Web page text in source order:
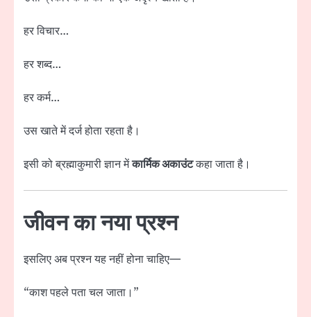
हर विचार…
हर शब्द…
हर कर्म…
उस खाते में दर्ज होता रहता है।
इसी को ब्रह्माकुमारी ज्ञान मेंकार्मिक अकाउंटकहा जाता है।
जीवन का नया प्रश्न
इसलिए अब प्रश्न यह नहीं होना चाहिए—
“काश पहले पता चल जाता।”